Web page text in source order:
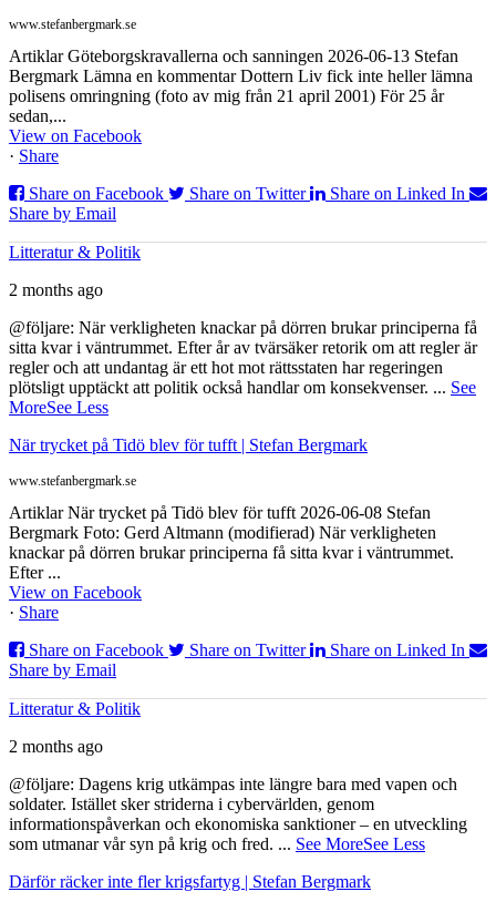
www.stefanbergmark.se
Artiklar Göteborgskravallerna och sanningen 2026-06-13 Stefan
Bergmark Lämna en kommentar Dottern Liv fick inte heller lämna
polisens omringning (foto av mig från 21 april 2001) För 25 år
sedan,...
View on Facebook
· Share
Share on Facebook
Share on Twitter
Share on Linked In
Share by Email
Litteratur & Politik
2 months ago
@följare: När verkligheten knackar på dörren brukar principerna få
sitta kvar i väntrummet. Efter år av tvärsäker retorik om att regler är
regler och att undantag är ett hot mot rättsstaten har regeringen
plötsligt upptäckt att politik också handlar om konsekvenser. ... See
MoreSee Less
När trycket på Tidö blev för tufft | Stefan Bergmark
www.stefanbergmark.se
Artiklar När trycket på Tidö blev för tufft 2026-06-08 Stefan
Bergmark Foto: Gerd Altmann (modifierad) När verkligheten
knackar på dörren brukar principerna få sitta kvar i väntrummet.
Efter ...
View on Facebook
· Share
Share on Facebook
Share on Twitter
Share on Linked In
Share by Email
Litteratur & Politik
2 months ago
@följare: Dagens krig utkämpas inte längre bara med vapen och
soldater. Istället sker striderna i cybervärlden, genom
informationspåverkan och ekonomiska sanktioner – en utveckling
som utmanar vår syn på krig och fred. ... See MoreSee Less
Därför räcker inte fler krigsfartyg | Stefan Bergmark